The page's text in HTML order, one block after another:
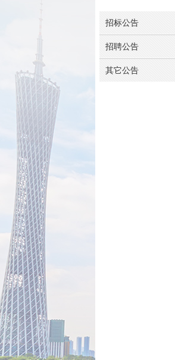
招标公告
招聘公告
其它公告